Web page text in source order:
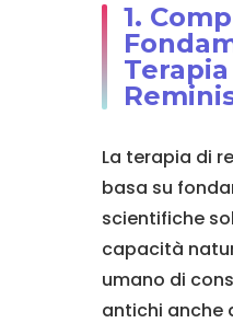
1.
La terapia di
basa su
scientifiche
capacità
umano di
antichi anche